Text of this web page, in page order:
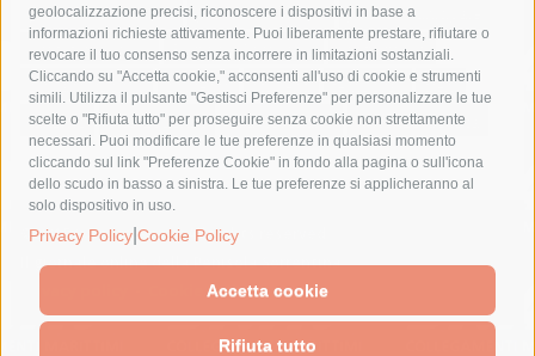
geolocalizzazione precisi, riconoscere i dispositivi in base a
informazioni richieste attivamente. Puoi liberamente prestare, rifiutare o
revocare il tuo consenso senza incorrere in limitazioni sostanziali.
Cliccando su "Accetta cookie," acconsenti all'uso di cookie e strumenti
simili. Utilizza il pulsante "Gestisci Preferenze" per personalizzare le tue
scelte o "Rifiuta tutto" per proseguire senza cookie non strettamente
necessari. Puoi modificare le tue preferenze in qualsiasi momento
cliccando sul link "Preferenze Cookie" in fondo alla pagina o sull'icona
dello scudo in basso a sinistra. Le tue preferenze si applicheranno al
solo dispositivo in uso.
Privacy Policy Cookie Policy
Accetta cookie
Rifiuta tutto
penisola sorrentina
piano di sorrento
polizia municipale
protezione civile
Regione Campania
sant'agnello
sindaco cuomo
sorrento studenti temporali
treni
turismo
Vico Equense villa fiorentino vincenzo de luca
© 2015 SorrentoPress. All rights reserved.
Il giornale online della Penisola Sorrentina
Cookie Policy